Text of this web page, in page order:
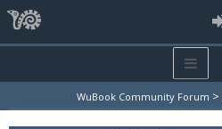
WuBook Community Forum >